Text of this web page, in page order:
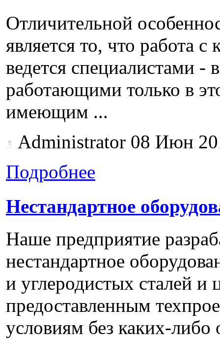
Отличительной
является то, что работа
ведется специалистами -
работающими только в
имеющим ...
Administrator 08 Июн
Подробнее
Нестандартное
Наше предприятие
нестандартное
и углеродистых сталей и
предоставленным
условиям без каких-либо